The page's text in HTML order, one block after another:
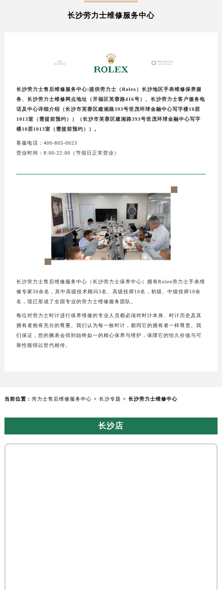
长沙劳力士维修服务中心
长沙劳力士售后维修服务中心:提供劳力士（Rolex）长沙地区手表维修保养服
务、长沙劳力士维修网点地址（开福区芙蓉路416号）、长沙劳力士客户服务电
话及中心详细介绍（长沙市芙蓉区建湘路393号世茂环球金融中心写字楼10层
1013室（需提前预约））（长沙市芙蓉区建湘路393号世茂环球金融中心写字
楼10层1013室（需提前预约））。
客服电话：400-805-0023
营业时间：8:00-22:00（节假日正常营业）
长沙劳力士售后维修服务中心（长沙劳力士保养中心）拥有Rolex劳力士手表维
修专家30余名，其中高级技术顾问3名、高级技师10名，初级、中级技师10余
名，现已形成了全国专业的劳力士维修服务团队。
每位对劳力士时计进行保养维修的专业人员都必须对时计本身、时计历史及其
拥有者抱有充分的尊重。我们认为每一枚时计，都同它的拥有者一样尊贵。我
们保证，您的腕表会得到始终如一的精心保养与维护，保障它的恒久价值与可
靠性能得以世代相传。
当前位置： 劳力士售后维修服务中心 > 长沙专题 > 长沙劳力士维修中心
长沙店